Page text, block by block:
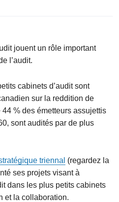
jouent un rôle important
l’audit.
cabinets d’audit sont
sur la reddition de
% des émetteurs assujettis
sont audités par de plus
triennal (regardez la
ses projets visant à
dans les plus petits cabinets
et la collaboration.